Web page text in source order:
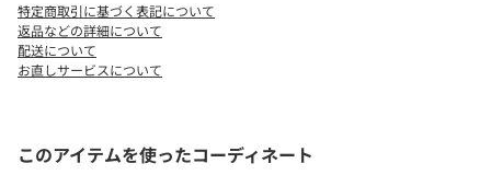
【NANGA/ナンガ】
ナンガ(NANGA)は日本のアウトドアブランド。滋賀県米原市の創
業77年の国産羽毛商品メーカーで、主にシュラフ(寝袋)やジャケッ
特定商取引に基づく表記について
返品などの詳細について
配送について
お直しサービスについて
このアイテムを使ったコーディネート